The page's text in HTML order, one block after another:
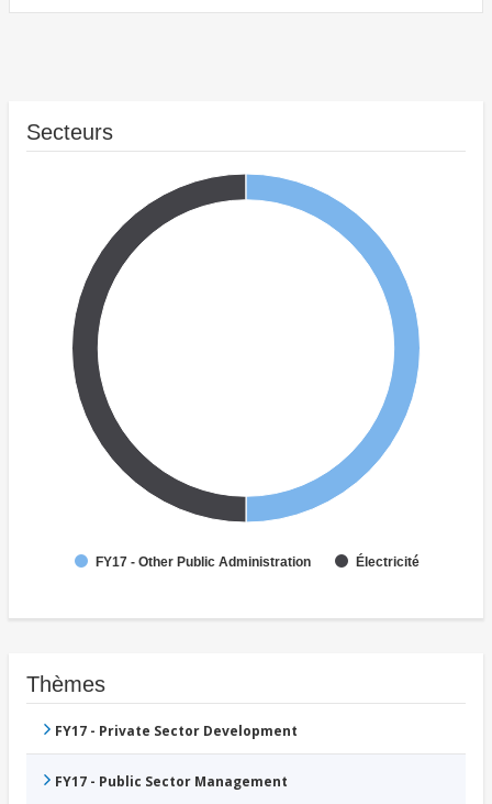
Secteurs
FY17 - Other Public Administration Électricité
Thèmes
FY17 - Private Sector Development
FY17 - Public Sector Management